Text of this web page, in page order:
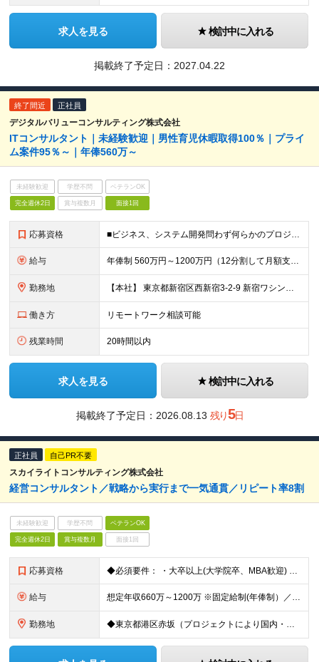
求人を見る 検討中に入れる
掲載終了予定日： 2027.04.22
終了間近 正社員
デジタルバリューコンサルティング株式会社
ITコンサルタント｜未経験歓迎｜男性育児休暇取得100％｜プライ
ム案件95％～｜年俸560万～
未経験歓迎 学歴不問 ベテランOK
完全週休2日 賞与複数月 面接1回
応募資格 ■ビジネス、システム開発問わず何らかのプロジェクト業務に携わった経験(2年以上) ┗サポートではなく、一部領域の担当として任されて携わった経験 ■専門学校、高専卒以上 【このような方にオススメです】
給与 年俸制 560万円～1200万円（12分割して月額支給） ※経験やスキルを考慮して決定します。 ※年額（基本給）：4,606,188円～ ※その他固定手当/月：5,000円 ※固定残業手当/月：82
勤務地 【本社】 東京都新宿区西新宿3-2-9 新宿ワシントンホテルビル本館2F または 東京都千代田区神田錦町2-2-1 KANDA SQUARE 11F Wework または 都内近郊のクライアン
働き方 リモートワーク相談可能
残業時間 20時間以内
求人を見る 検討中に入れる
掲載終了予定日： 2026.08.13 残り5日
正社員 自己PR不要
スカイライトコンサルティング株式会社
経営コンサルタント／戦略から実行まで一気通貫／リピート率8割
未経験歓迎 学歴不問 ベテランOK
完全週休2日 賞与複数月 面接1回
応募資格 ◆必須要件： ・大卒以上(大学院卒、MBA歓迎) ・コンサルタント、ITコンサルタント、sler営業、ＰＭなどの経験 ※事業企画、業務改革、IT戦略・導入、BI等のプロジェクト経験者 ※ERP・SCM
給与 想定年収660万～1200万 ※固定給制(年俸制）／16分割 ┗標準年俸額の16分の1を毎月支給。6月、12月賞与を支給。 ※経験・スキルを考慮の上、同社規定により決定されます。 ※半期年俸制(年2回
勤務地 ◆東京都港区赤坂（プロジェクトにより国内・海外への短期出張有） 本社：東京都港区赤坂2-17-7 赤坂溜池タワー ※基本的にクライアント先常駐 (変更の範囲)上記を除く当社関連勤務地